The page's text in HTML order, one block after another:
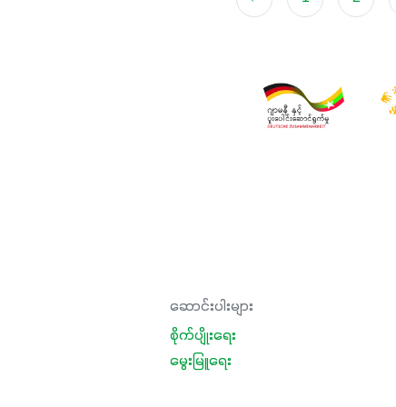
ဆောင်းပါးများ
စိုက်ပျိုးရေး
မွေးမြူရေး